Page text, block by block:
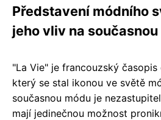
Představení módního
jeho vliv na
"La Vie" je francouzský
který se stal ikonou ve světě
současnou módu je
mají jedinečnou možnost